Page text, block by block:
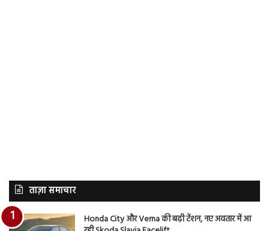
ताज़ा समाचार
Honda City और Verna की बढ़ी टेंशन, नए अवतार में आ